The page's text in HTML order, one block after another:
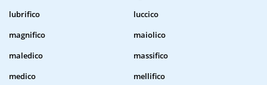
lubrifico
luccico
magnifico
maiolico
maledico
massifico
medico
mellifico